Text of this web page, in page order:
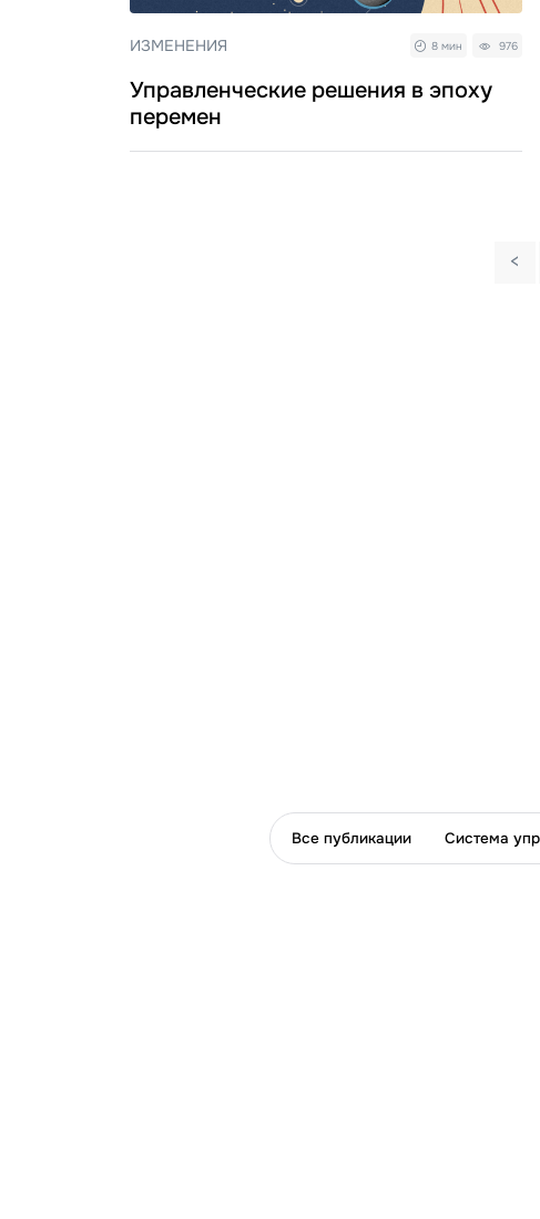
ИЗМЕНЕНИЯ 8 мин 976
Управленческие решения в эпоху
перемен
<
Все публикации Система